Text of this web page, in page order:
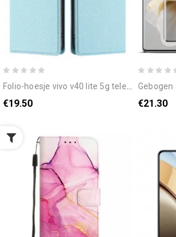
folio-hoesje vivo v40 lite 5g telefoonhoesje rfid-bescherming
€19.50
gebogen anti-
€21.30